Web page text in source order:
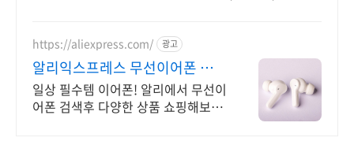
https://aliexpress.com/ 광고
알리익스프레스 무선이어폰 내
맘에 쏙드는 오늘의 특가
일상 필수템 이어폰! 알리에서 무선이
어폰 검색후 다양한 상품 쇼핑해보세